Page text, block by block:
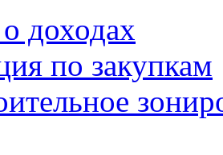
доходах
по закупкам